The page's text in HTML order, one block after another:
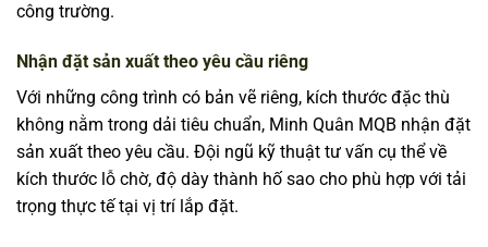
công trường.
Nhận đặt sản xuất theo yêu cầu riêng
Với những công trình có bản vẽ riêng, kích thước đặc thù
không nằm trong dải tiêu chuẩn, Minh Quân MQB nhận đặt
sản xuất theo yêu cầu. Đội ngũ kỹ thuật tư vấn cụ thể về
kích thước lỗ chờ, độ dày thành hố sao cho phù hợp với tải
trọng thực tế tại vị trí lắp đặt.